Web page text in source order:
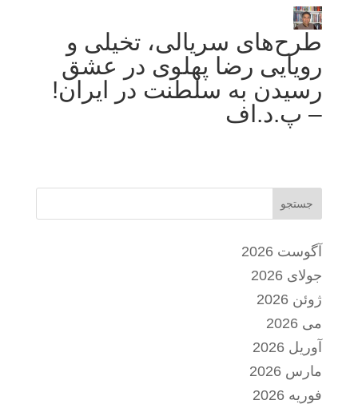
طرح‌های سریالی، تخیلی و
رویایی رضا پهلوی در عشق
رسیدن به سلطنت در ایران!
– پ.د.اف
جستجو
آگوست 2026
جولای 2026
ژوئن 2026
می 2026
آوریل 2026
مارس 2026
فوریه 2026